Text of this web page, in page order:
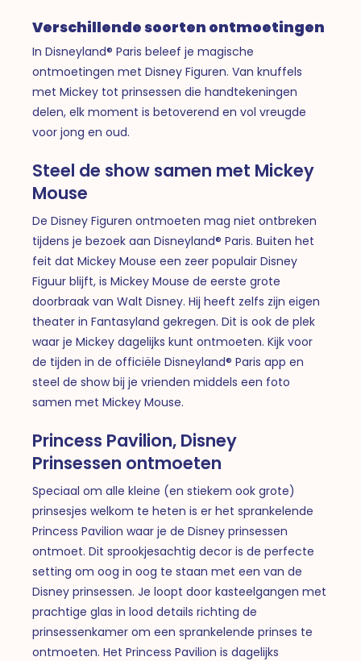
Verschillende soorten ontmoetingen
In Disneyland® Paris beleef je magische
ontmoetingen met Disney Figuren. Van knuffels
met Mickey tot prinsessen die handtekeningen
delen, elk moment is betoverend en vol vreugde
voor jong en oud.
Steel de show samen met Mickey
Mouse
De Disney Figuren ontmoeten mag niet ontbreken
tijdens je bezoek aan Disneyland® Paris. Buiten het
feit dat Mickey Mouse een zeer populair Disney
Figuur blijft, is Mickey Mouse de eerste grote
doorbraak van Walt Disney. Hij heeft zelfs zijn eigen
theater in Fantasyland gekregen. Dit is ook de plek
waar je Mickey dagelijks kunt ontmoeten. Kijk voor
de tijden in de officiële Disneyland® Paris app en
steel de show bij je vrienden middels een foto
samen met Mickey Mouse.
Princess Pavilion, Disney
Prinsessen ontmoeten
Speciaal om alle kleine (en stiekem ook grote)
prinsesjes welkom te heten is er het sprankelende
Princess Pavilion waar je de Disney prinsessen
ontmoet. Dit sprookjesachtig decor is de perfecte
setting om oog in oog te staan met een van de
Disney prinsessen. Je loopt door kasteelgangen met
prachtige glas in lood details richting de
prinsessenkamer om een sprankelende prinses te
ontmoeten. Het Princess Pavilion is dagelijks